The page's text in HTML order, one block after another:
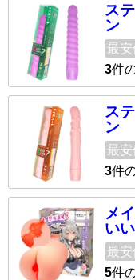
ス
ン
最安
3件
ス
ン
最安
3件
メ
い
最安
5件